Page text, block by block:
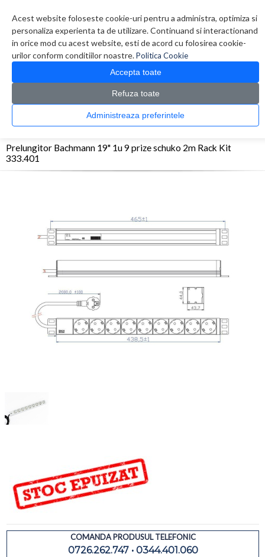
Acest website foloseste cookie-uri pentru a administra, optimiza si
personaliza experienta ta de utilizare. Continuand si interactionand
in orice mod cu acest website, esti de acord cu folosirea cookie-
urilor conform conditiilor noastre.Politica Cookie
Accepta toate
Refuza toate
Administreaza preferintele
0 produs(e)
CATALOG PRODUSE
UPS - Protectie > Prelungitoare > Prelungitor Bachmann 19" 1u 9
Prelungitor Bachmann 19" 1u 9 prize schuko 2m Rack Kit
333.401
COMANDA PRODUSUL TELEFONIC
0726.262.747 • 0344.401.060